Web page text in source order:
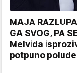
MAJA
GA SVOG, PA
Melvida
potpuno